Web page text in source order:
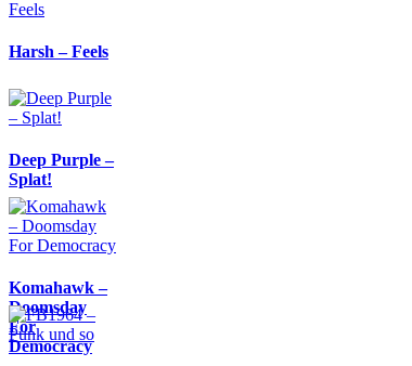
Harsh – Feels
Deep Purple –
Splat!
Komahawk –
Doomsday
For
Democracy